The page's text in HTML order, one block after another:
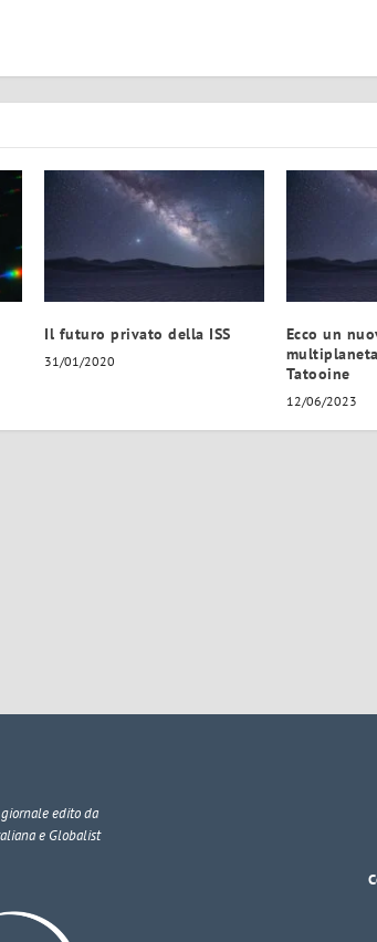
Il futuro privato della ISS
31/01/2020
Ecco un
Tatooine
12/06/2023
edito da
e Globalist